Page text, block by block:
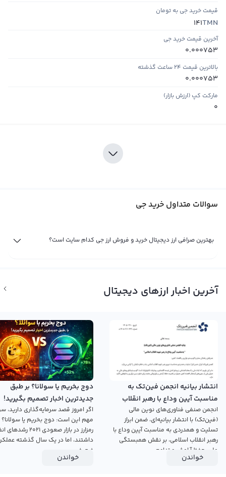
قیمت خرید جی به تومان
TMN
141
آخرین قیمت خرید جی
0.000753
بالاترین قیمت ۲۴ ساعت گذشته
0.000753
مارکت کپ (ارزش بازار)
0
سوالات متداول خرید جی
بهترین صرافی ارز دیجیتال خرید و فروش ارز جی کدام سایت است؟
آخرین اخبار ارزهای دیجیتال
انتشار بیانیه انجمن فین‌تک به
مناسبت آیین وداع با رهبر انقلاب
اسلامی
انجمن صنفی فناوری‌های نوین مالی
(فین‌تک) با انتشار بیانیه‌ای، ضمن ابراز
تسلیت و همدردی به مناسبت آیین وداع با
رهبر انقلاب اسلامی، بر نقش همبستگی
ملی، حفظ آرامش و تداوم...
خواندن
دوج بخریم یا سولانا؟ بر طبق
جدیدترین اخبار تصمیم بگیرید!
اگر امروز قصد سرمایه‌گذاری دارید،
مهم این است: دوج بخریم یا
رمزارز در بازار صعودی ۲۰۲۱
داشتند، اما در یک سال گذشته
ضعیفی...
خواندن